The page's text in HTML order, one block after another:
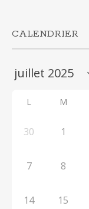
CALENDRIER
L M
30 1
7 8
14 15